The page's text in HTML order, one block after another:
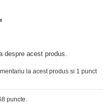
despre acest produs.
la acest produs si 1 punct
puncte.